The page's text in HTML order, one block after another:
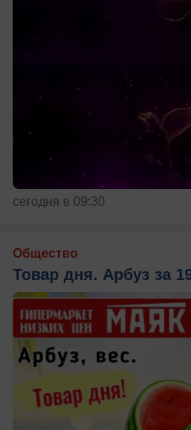
сегодня в 09:30
Общество
Товар дня. Арбуз за